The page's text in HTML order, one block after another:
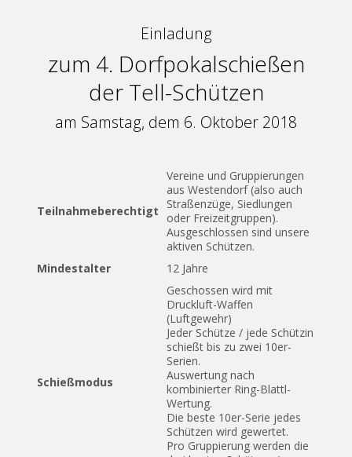
Einladung
zum 4. Dorfpokalschießen
der Tell-Schützen
am Samstag, dem 6. Oktober 2018
Teilnahmeberechtigt
Vereine und Gruppierungen
aus Westendorf (also auch
Straßenzüge, Siedlungen
oder Freizeitgruppen).
Ausgeschlossen sind unsere
aktiven Schützen.
Mindestalter
12 Jahre
Schießmodus
Geschossen wird mit
Druckluft-Waffen
(Luftgewehr)
Jeder Schütze / jede Schützin
schießt bis zu zwei 10er-
Serien.
Auswertung nach
kombinierter Ring-Blattl-
Wertung.
Die beste 10er-Serie jedes
Schützen wird gewertet.
Pro Gruppierung werden die